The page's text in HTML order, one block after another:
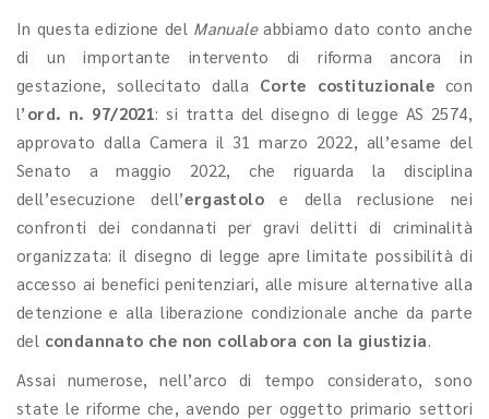
In questa edizione del Manualeabbiamo dato conto anche
di un importante intervento di riforma ancora in
gestazione, sollecitato dalla Corte costituzionale con
l’ ord. n. 97/2021: si tratta del disegno di legge AS 2574,
approvato dalla Camera il 31 marzo 2022, all’esame del
Senato a maggio 2022, che riguarda la disciplina
dell’esecuzione dell’ergastoloe della reclusione nei
confronti dei condannati per gravi delitti di criminalità
organizzata: il disegno di legge apre limitate possibilità di
accesso ai benefici penitenziari, alle misure alternative alla
detenzione e alla liberazione condizionale anche da parte
del condannato che non collabora con la giustizia.
Assai numerose, nell’arco di tempo considerato, sono
state le riforme che, avendo per oggetto primario settori